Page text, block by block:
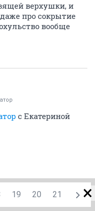
верхушки, и
про сокрытие
вообще
с Екатериной
19 20 21